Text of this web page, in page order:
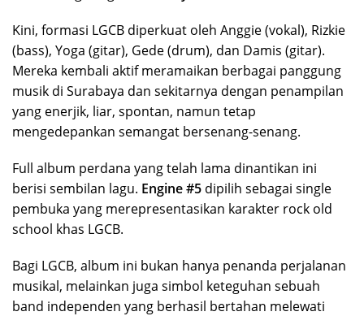
Kini, formasi LGCB diperkuat oleh Anggie (vokal), Rizkie
(bass), Yoga (gitar), Gede (drum), dan Damis (gitar).
Mereka kembali aktif meramaikan berbagai panggung
musik di Surabaya dan sekitarnya dengan penampilan
yang enerjik, liar, spontan, namun tetap
mengedepankan semangat bersenang-senang.
Full album perdana yang telah lama dinantikan ini
berisi sembilan lagu. Engine #5 dipilih sebagai single
pembuka yang merepresentasikan karakter rock old
school khas LGCB.
Bagi LGCB, album ini bukan hanya penanda perjalanan
musikal, melainkan juga simbol keteguhan sebuah
band independen yang berhasil bertahan melewati